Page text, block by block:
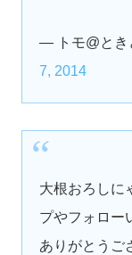
— トモ@とき
7, 2014
大根おろしに
プやフォロー
ありがとうご